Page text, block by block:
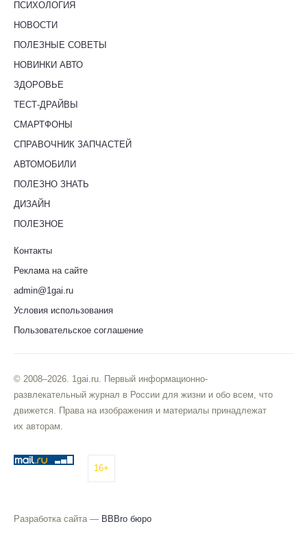
ПСИХОЛОГИЯ
НОВОСТИ
ПОЛЕЗНЫЕ СОВЕТЫ
НОВИНКИ АВТО
ЗДОРОВЬЕ
ТЕСТ-ДРАЙВЫ
СМАРТФОНЫ
СПРАВОЧНИК ЗАПЧАСТЕЙ
АВТОМОБИЛИ
ПОЛЕЗНО ЗНАТЬ
ДИЗАЙН
ПОЛЕЗНОЕ
Контакты
Реклама на сайте
admin@1gai.ru
Условия использования
Пользовательское соглашение
© 2008–2026. 1gai.ru. Первый информационно-
развлекательный журнал в России для жизни и обо всем, что
движется. Права на изображения и материалы принадлежат
их авторам.
16+
Разработка сайта — BBBro бюро